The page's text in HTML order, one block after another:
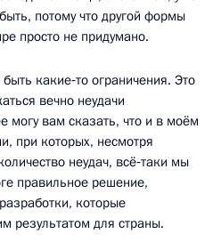
потому что другой формы
просто не придумано.
какие‑то ограничения. Это
вечно неудачи
могу вам сказать, что и в моём
при которых, несмотря
неудач, всё‑таки мы
правильное решение,
которые
результатом для страны.